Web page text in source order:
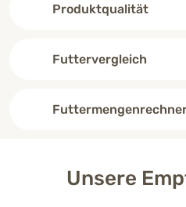
Produktqualität
Futtervergleich
Unsere